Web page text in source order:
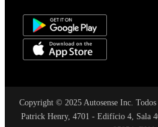
Copyright © 2025 Autosense Inc. Todos
Patrick Henry, 4701 - Edifício 4, Sala